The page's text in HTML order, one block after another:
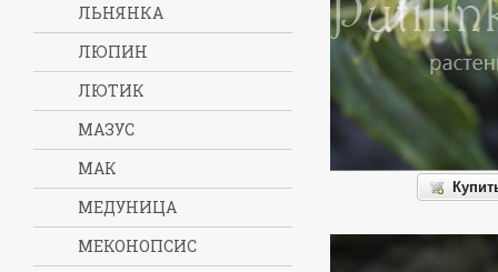
ЛЬНЯНКА
ЛЮПИН
ЛЮТИК
МАЗУС
МАК
МЕДУНИЦА
МЕКОНОПСИС